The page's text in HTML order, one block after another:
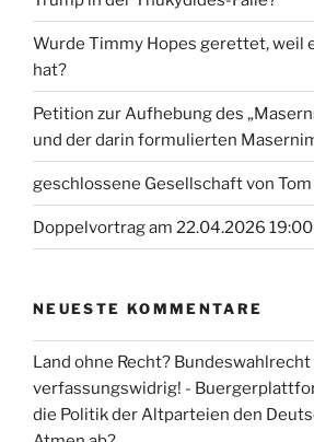
Wurde Timmy Hopes gerettet, weil
hat?
Petition zur Aufhebung des
und der darin formulierten
geschlossene Gesellschaft von
Doppelvortrag am 22.04.2026
NEUESTE KOMMENTARE
Land ohne Recht? Bundeswahlrecht
verfassungswidrig! -
die Politik der Altparteien den